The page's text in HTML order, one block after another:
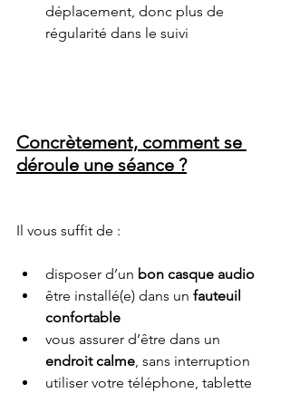
déplacement, donc plus de
régularité dans le suivi
Concrètement, comment se
déroule une séance ?
Il vous suffit de :
disposer d’un bon casque audio
être installé(e) dans un fauteuil
confortable
vous assurer d’être dans un
endroit calme, sans interruption
utiliser votre téléphone, tablette